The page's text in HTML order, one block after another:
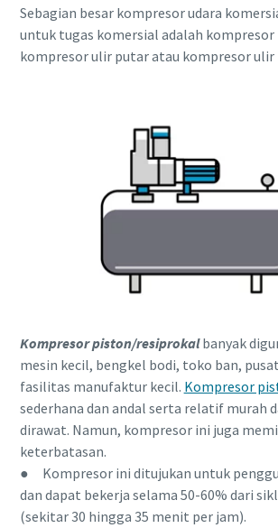
Sebagian besar kompresor udara
untuk tugas komersial adalah
kompresor ulir putar atau kompresor ulir
Kompresor piston/resiprokalbanyak
mesin kecil, bengkel bodi, toko ban,
fasilitas manufaktur kecil. Kompresor
sederhana dan andal serta relatif murah
dirawat. Namun, kompresor ini juga
keterbatasan.
● Kompresor ini ditujukan untuk
dan dapat bekerja selama 50-60% dari
(sekitar 30 hingga 35 menit per jam).